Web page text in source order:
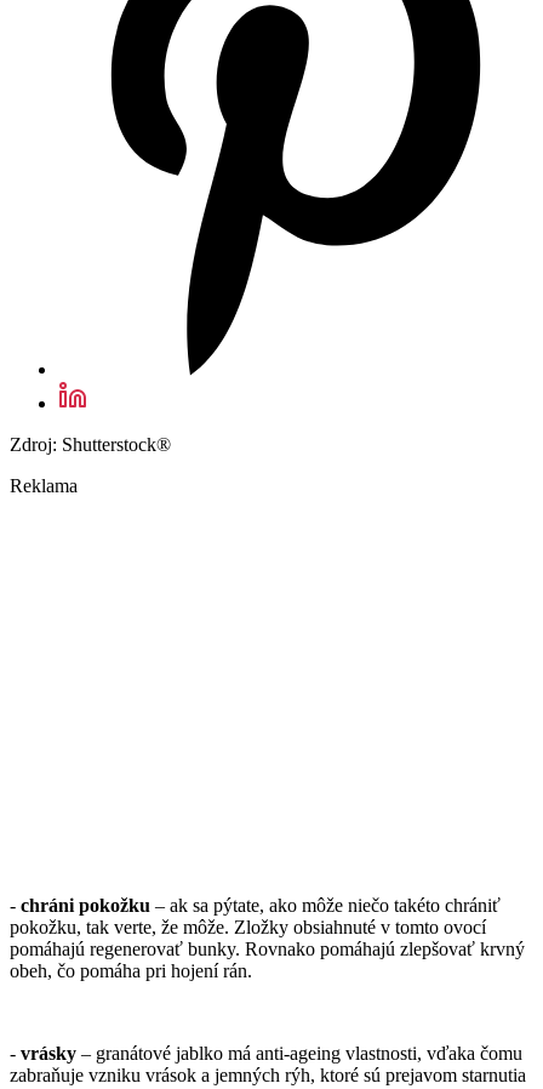
Zdroj: Shutterstock®
Reklama
- chráni pokožku – ak sa pýtate, ako môže niečo takéto chrániť
pokožku, tak verte, že môže. Zložky obsiahnuté v tomto ovocí
pomáhajú regenerovať bunky. Rovnako pomáhajú zlepšovať krvný
obeh, čo pomáha pri hojení rán.
- vrásky – granátové jablko má anti-ageing vlastnosti, vďaka čomu
zabraňuje vzniku vrások a jemných rýh, ktoré sú prejavom starnutia